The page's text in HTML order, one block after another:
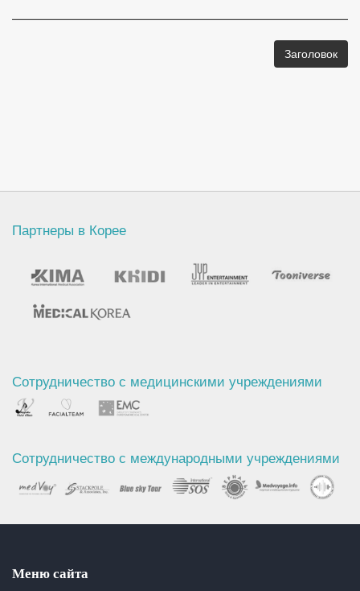
Заголовок
Партнеры в Корее
Сотрудничество с медицинскими учреждениями
Сотрудничество с международными учреждениями
Меню сайта